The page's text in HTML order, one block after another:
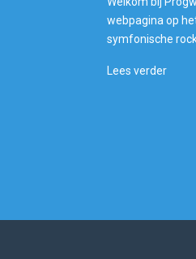
webpagina op
symfonische
Lees verder